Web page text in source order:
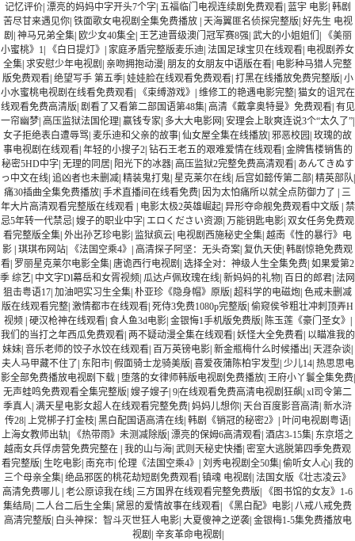
记忆评价| 漂亮的妈妈中字开头7个字| 五福临门电视连续剧免费观看| 蓝宇 电影| 韩剧
苦尽甘来遇见你| 铁面歌女电视剧全集免费播放 | 天海翼匪名侦探完整版| 好先生 电视
剧 | 神马兄弟全集| 欧少女40集全| 王艺迪晋级澳门冠军赛8强| 武大的小姐姐们 |
《美丽
小蜜桃》1| 《白日提灯》 | 家庭矛盾完整版麦乐迪| 法国足球宝贝在线观看| 电视剧养女
全集| 求安慰少年电视剧 | 亲吻拥抱动漫| 朋友的女朋友中语版在看| 电影种马猎人完整
版免费观看| 绝望写手 第五季| 娃娃脸在线观看免费观看| 打黑在线播放免费完整版| 小
小水蜜桃电视剧在线看免费观看| 《束缚游戏》 | 维修工的艳遇电影完整| 猫女的诅咒在
线观看免费高清版| 剧看了又看第二部国语第48集| 高清《戴拿奥特曼》免费观看| 有见
一帘幽梦| 高压监狱法国伦理| 赢钱专家| 多大大电影网| 安理会上耿爽连说3个“太久了”|
女子拒绝表白遭辱骂| 麦乐迪和父亲的故事| 仙女屋全集在线播放| 邪恶校园| 玫瑰的故
事电视剧在线观看| 年轻的小搜子2| 钻石王老五的艰难爱情在线观看| 金牌售楼销售的
秘密5HD中字| 无理的同居| 阳光下的冰器| 高压监狱2完整免费高清观看| あんてきぬす
っ中文在线| 追凶者也未删减| 精装鬼打鬼| 星克莱尔在线| 后宫如懿传第二部| 精英部队|
痛30插曲全集免费播放| 手术直播间在线看免费| 因为太怕痛所以就全点防御力了 | 三
年大片高清观看完整版在线观看 | 电影太极2英雄崛起| 异形夺命舰免费观看中文版 | 禁
忌5年转一代禁忌| 嫂子的职业中字| エロください资源| 万能钥匙电影| 双女任务免费观
看完整版全集| 外出孙艺珍电影| 监狱疯云| 电视剧西施秘史全集| 越南《性的暴行》电
影 | 琪琪布网站| 《法国空乘4》 | 高清探子阿坚：无头奇案| 复仇天使| 韩剧惊艳免费观
看| 罗丽星克莱尔电影全集| 唐诡西行电视剧 | 选择全对：神级人生全集免费| 如果爱第2
季 综艺| 中文字Dl幕岳和女胥视频| 瓜达卢佩玫瑰在线| 新妈妈的礼物| 百日的郎君| 法网
狙击粤语17| 加油吧实习生全集| 朴亚珍《隐身帽》原版| 超科学的电磁炮| 色戒未删减
版在线观看完整| 激情都市在线观看| 死侍3免费1080p完整版| 偷窥侯爷粗壮冲刺顶弄H
视频 | 硬汉枪神在线观看| 食人鱼3d电影| 金银悔1手机版免费版| 陈玉莲《豪门圣女》 |
我们的当打之年西瓜免费观看| 两不疑动漫全集在线观看| 妖怪大全免费看| 以瞄准我的
妹妹| 音乐老师的饺子水饺在线观看| 百万英镑电影| 新金瓶梅什么时候播出| 天涯杂谈|
夫人马甲藏不住了| 东阳市| 假面骑士龙骑美版| 喜爱夜蒲陈柏宇发型| 少儿14| 热思思电
影全部免费播放电视剧下载 | 堕落的女律师韩版电视剧免费播放| 王府小丫鬟全集免费|
无声蛙鸣免费观看全集完整版| 嫂子嫂子| 9|在线观看免费高清电视剧狂飙| xl司令第二
季真人| 满天星电影女超人在线观看完整免费| 妈妈儿想你| 天台百度影音高清| 新水浒
传28| 上党梆子打金枝| 黑白配国语高清在线| 韩剧《销冠的秘密2》 | 叶问电视剧粤语|
上海女教师出轨| 《热带雨》未测减除版| 漂亮的保姆6高清观看| 酒店3-15集| 东京塔之
越南女兵俘虏营免费完整在 | 我的山与海| 武则天秘史快播| 密室大逃脱第四季免费观
看完整版| 生吃电影| 南充市| 伦理《法国空乘4》 | 刘秀电视剧全50集| 偷听女人心| 我的
三个母亲全集| 绝品邪医的桃花劫短剧免费观看| 镇魂 电视剧 | 法国女版《壮志凌云》
高清免费哪儿 | 老公原谅我在线| 三方国界在线观看完整免费版|
《图书馆的女友》1-6
集结局| 二人台二后生全集| 黛恩的爱情故事在线观看| 《黑白配》电影| 八戒八戒免费
高清完整版| 白头神探：智斗灭世狂人电影| 大夏傻神之逆袭| 金银梅1-5集免费播放电
视剧 | 辛亥革命电视剧 |